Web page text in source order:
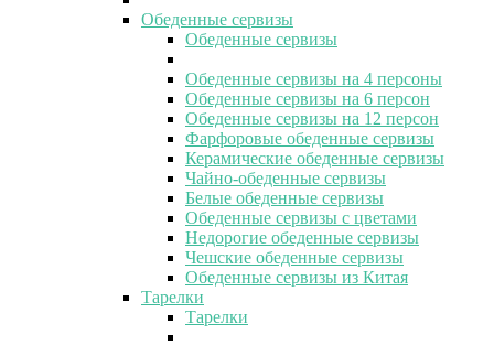
Обеденные сервизы
Обеденные сервизы
Обеденные сервизы на 4 персоны
Обеденные сервизы на 6 персон
Обеденные сервизы на 12 персон
Фарфоровые обеденные сервизы
Керамические обеденные сервизы
Чайно-обеденные сервизы
Белые обеденные сервизы
Обеденные сервизы с цветами
Недорогие обеденные сервизы
Чешские обеденные сервизы
Обеденные сервизы из Китая
Тарелки
Тарелки